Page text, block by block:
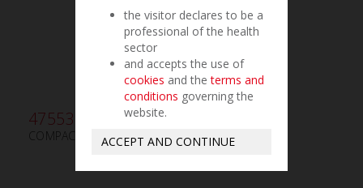
475530
COMPACTADOR PARA HUESO BP2 mm3/mm5
the visitor declares to be a
professional of the health
sector
and accepts the use of
cookies and theterms and
conditions governing the
website.
ACCEPT AND CONTINUE